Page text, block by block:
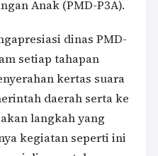
Anak (PMD-P3A).
dinas PMD-
setiap tahapan
kertas suara
daerah serta ke
langkah yang
kegiatan seperti ini